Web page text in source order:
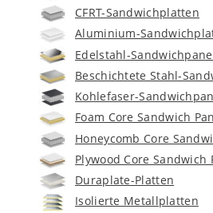
CFRT-Sandwichplatten
Aluminium-
Edelstahl-
Beschichtete Stahl-
Kohlefaser-
Foam Core Sandwich
Honeycomb Core
Plywood Core Sandwich
Duraplate-Platten
Isolierte Metallplatten